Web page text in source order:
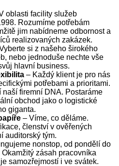
oblasti facility služeb
Rozumíme potřebám
jim nabídneme odbornost a
realizovaných zakázek.
si z našeho širokého
nebo jednoduše nechte vše
hlavní business.
– Každý klient je pro nás
potřebami a prioritami.
firemní DNA. Postaráme
obchod jako o logistické
giganta.
– Víme, co děláme.
členství v ověřených
auditorský tým.
nonstop, od pondělí do
zásah pracovníka
samozřejmostí i ve svátek.